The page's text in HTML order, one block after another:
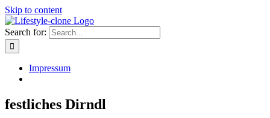
Skip to content
Search for:
Impressum
festliches Dirndl